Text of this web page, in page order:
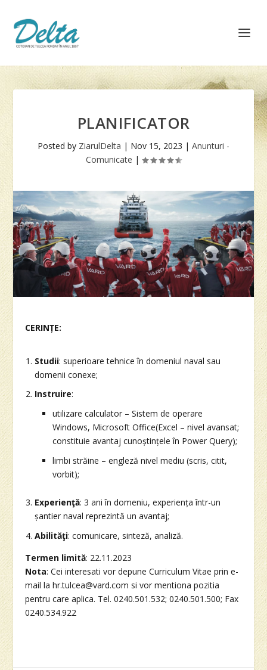
PLANIFICATOR
Posted by ZiarulDelta | Nov 15, 2023 | Anunturi -
Comunicate |
CERINȚE:
Studii: superioare tehnice în domeniul naval sau
domenii conexe;
Instruire:
utilizare calculator – Sistem de operare
Windows, Microsoft Office(Excel – nivel avansat;
constituie avantaj cunoștințele în Power Query);
limbi străine – engleză nivel mediu (scris, citit,
vorbit);
Experienţă: 3 ani în domeniu, experiența într-un
șantier naval reprezintă un avantaj;
Abilităţi: comunicare, sinteză, analiză.
Termen limită: 22.11.2023
Nota: Cei interesati vor depune Curriculum Vitae prin e-
mail la hr.tulcea@vard.com si vor mentiona pozitia
pentru care aplica. Tel. 0240.501.532; 0240.501.500; Fax
0240.534.922